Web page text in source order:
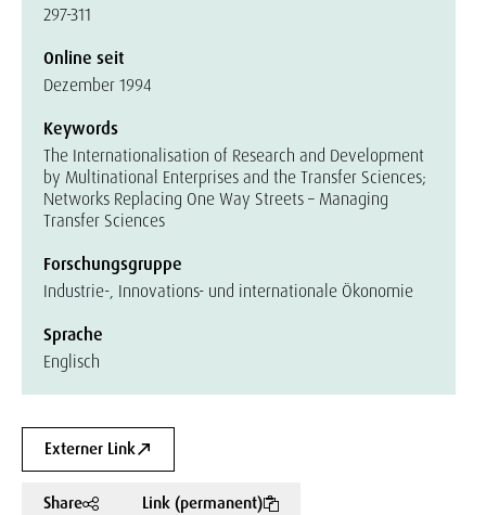
297-311
Online seit
Dezember 1994
Keywords
The Internationalisation of Research and Development
by Multinational Enterprises and the Transfer Sciences;
Networks Replacing One Way Streets – Managing
Transfer Sciences
Forschungsgruppe
Industrie-, Innovations- und internationale Ökonomie
Sprache
Englisch
Externer Link
Share Link (permanent)